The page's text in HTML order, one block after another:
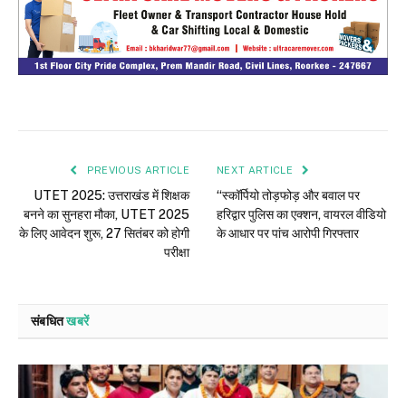
PREVIOUS ARTICLE
UTET 2025: उत्तराखंड में शिक्षक
बनने का सुनहरा मौका, UTET 2025
के लिए आवेदन शुरू, 27 सितंबर को होगी
परीक्षा
NEXT ARTICLE
“स्कॉर्पियो तोड़फोड़ और बवाल पर
हरिद्वार पुलिस का एक्शन, वायरल वीडियो
के आधार पर पांच आरोपी गिरफ्तार
संबधितखबरें